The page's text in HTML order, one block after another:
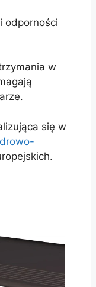
odporności
w
się w